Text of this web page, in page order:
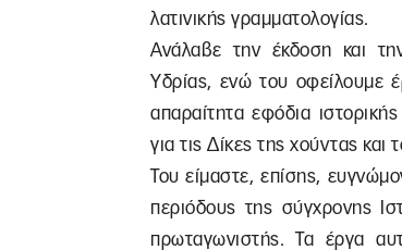
λατινικής γραμματολογίας.
Ανάλαβε την έκδοση και την
Υδρίας, ενώ του οφείλουμε
απαραίτητα εφόδια
για τις Δίκες της χούντας και
Του είμαστε, επίσης,
περιόδους της σύγχρονης
πρωταγωνιστής. Τα έργα